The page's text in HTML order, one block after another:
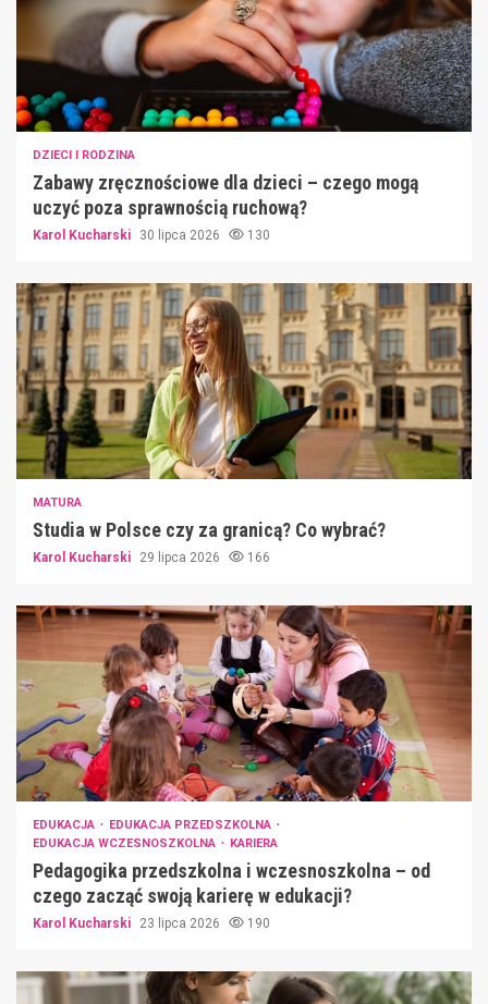
DZIECI I RODZINA
Zabawy zręcznościowe dla dzieci – czego mogą
uczyć poza sprawnością ruchową?
Karol Kucharski 30 lipca 2026 130
MATURA
Studia w Polsce czy za granicą? Co wybrać?
Karol Kucharski 29 lipca 2026 166
EDUKACJA
EDUKACJA PRZEDSZKOLNA
EDUKACJA WCZESNOSZKOLNA
KARIERA
Pedagogika przedszkolna i wczesnoszkolna – od
czego zacząć swoją karierę w edukacji?
Karol Kucharski 23 lipca 2026 190